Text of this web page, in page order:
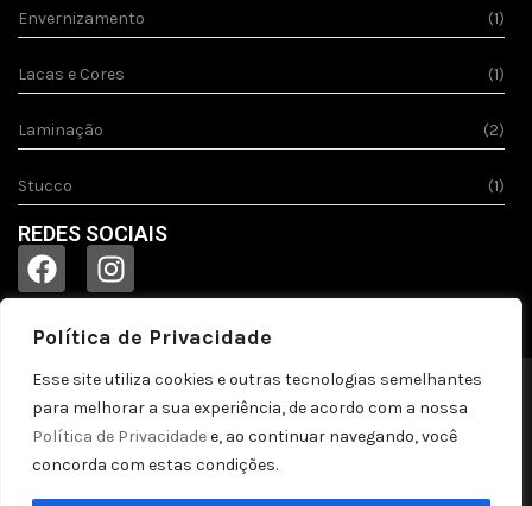
Política de Privacidade
Esse site utiliza cookies e outras tecnologias semelhantes
para melhorar a sua experiência, de acordo com a nossa
Política de Privacidadee, ao continuar navegando, você
concorda com estas condições.
Envernizamento (1)
Lacas e Cores (1)
Laminação (2)
Stucco (1)
REDES SOCIAIS
© 2023
Todos os direitos reservados!
Política de privacidade
by pontozap